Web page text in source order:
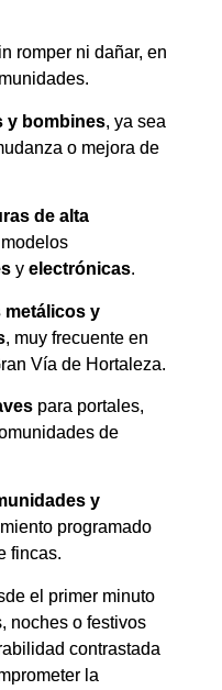
romper ni dañar, en
y bombines, ya sea
o mejora de
de alta
y electrónicas.
metálicos y
, muy frecuente en
Vía de Hortaleza.
para portales,
de
y
programado
fincas.
el primer minuto
noches o festivos
contrastada
la